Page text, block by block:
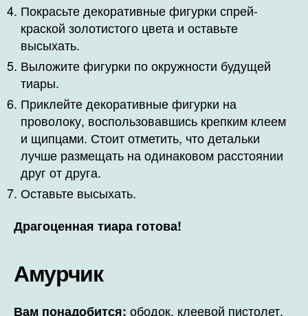
Покрасьте декоративные фигурки спрей-
краской золотистого цвета и оставьте
высыхать.
Выложите фигурки по окружности будущей
тиары.
Приклейте декоративные фигурки на
проволоку, воспользовавшись крепким клеем
и щипцами. Стоит отметить, что детальки
лучше размещать на одинаковом расстоянии
друг от друга.
Оставьте высыхать.
Драгоценная тиара готова!
Амурчик
Вам понадобится: ободок, клеевой пистолет,